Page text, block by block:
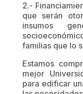
2.-
que serán
insumos
familias que lo
Estamos
mejor
para edificar